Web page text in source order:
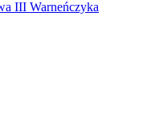
III Warneńczyka